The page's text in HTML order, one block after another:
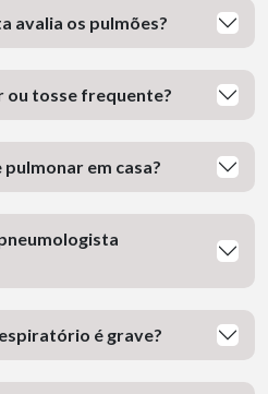
avalia os pulmões?
ou tosse frequente?
em casa?
é grave?